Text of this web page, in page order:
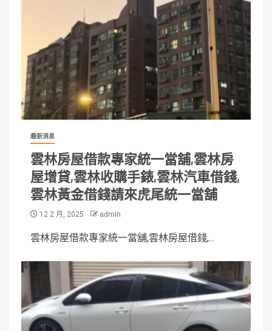
最新消息
雲林房屋借款專家統一當舖,雲林房
屋增貸,雲林收購手錶,雲林汽車借錢,
雲林黃金借錢請來虎尾統一當舖
12 2 月, 2025 admin
雲林房屋借款專家統一當舖,雲林房屋借錢,...